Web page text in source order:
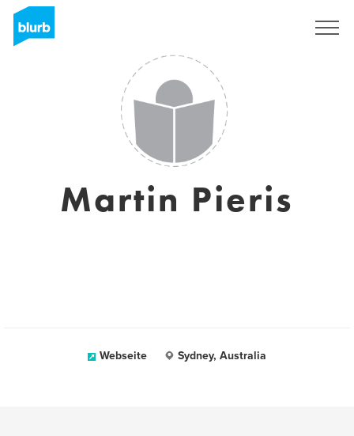
Martin Pieris
Webseite Sydney, Australia